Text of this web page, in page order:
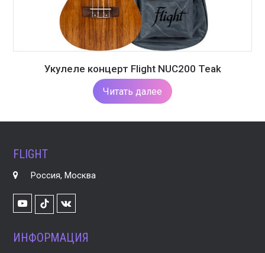
Укулеле концерт Flight NUC200 Teak
Читать далее
FLIGHT
Россия, Москва
YoutubeTikTok
VK
ИНФОРМАЦИЯ